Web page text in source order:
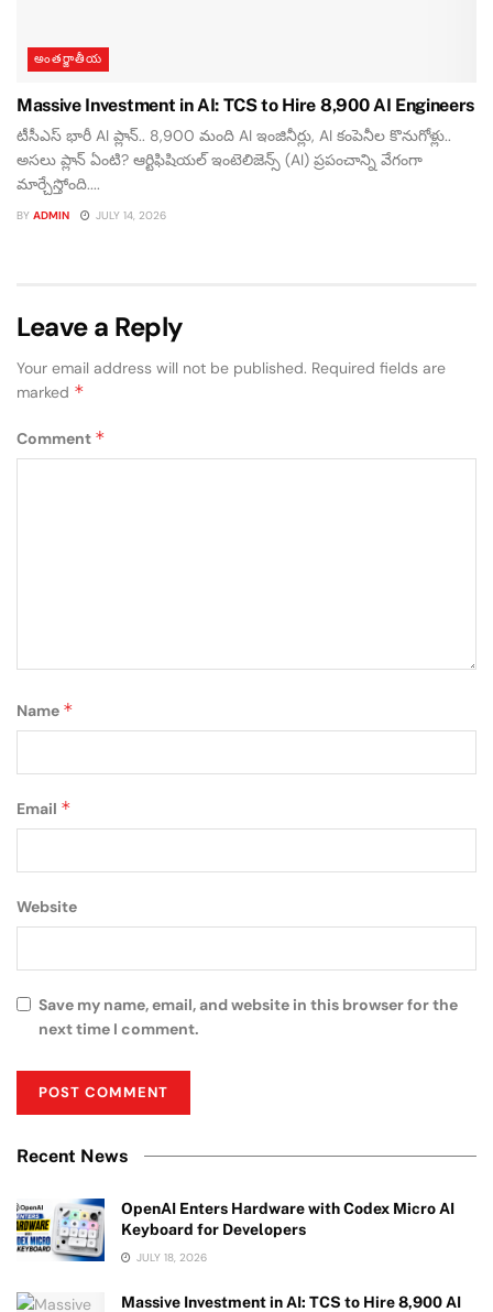
అంతర్జాతీయ
Massive Investment in AI: TCS to Hire 8,900 AI Engineers
టీసీఎస్ భారీ AI ప్లాన్.. 8,900 మంది AI ఇంజినీర్లు, AI కంపెనీల కొనుగోళ్లు..
అసలు ప్లాన్ ఏంటి? ఆర్టిఫిషియల్ ఇంటెలిజెన్స్ (AI) ప్రపంచాన్ని వేగంగా
మార్చేస్తోంది....
BY ADMIN JULY 14, 2026
Leave a Reply
Your email address will not be published. Required fields are
marked *
Comment *
Name *
Email *
Website
Save my name, email, and website in this browser for the
next time I comment.
Recent News
OpenAI Enters Hardware with Codex Micro AI
Keyboard for Developers
JULY 18, 2026
Massive Investment in AI: TCS to Hire 8,900 AI